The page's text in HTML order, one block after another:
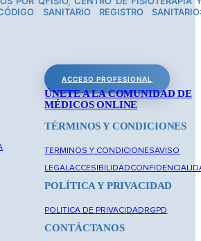
SANITARIO REGISTRO
ACCESO PROFESIONAL
ÚNETE A LA COMUNIDAD DE
MÉDICOS ONLINE
TÉRMINOS Y CONDICIONES
TERMINOS Y CONDICIONESAVISO
LEGALACCESIBILIDAD
POLÍTICA Y PRIVACIDAD
POLITICA DE PRIVACIDADRGPD
CONTÁCTANOS